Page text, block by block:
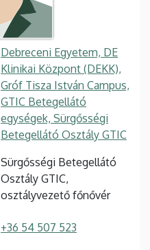
Debreceni Egyetem, DE
Klinikai Központ (DEKK),
Gróf Tisza István Campus,
GTIC Betegellátó
egységek, Sürgősségi
Betegellátó Osztály GTIC
Sürgősségi Betegellátó
Osztály GTIC,
osztályvezető főnővér
+36 54 507 523